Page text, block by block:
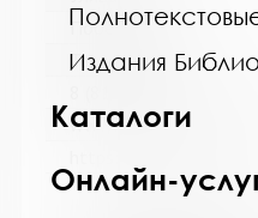
Издания
Каталоги
Онлайн-
Победы, 7
Телефон:
www: